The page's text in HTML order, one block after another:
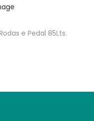
e Pedal 85Lts.